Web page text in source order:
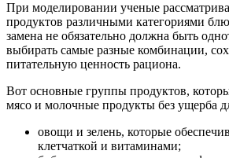
При моделировании ученые
продуктов различными категориями
замена не обязательно должна быть
выбирать самые разные комбинации,
питательную ценность рациона.
Вот основные группы продуктов,
мясо и молочные продукты без ущерба
овощи и зелень, которые
клетчаткой и витаминами;